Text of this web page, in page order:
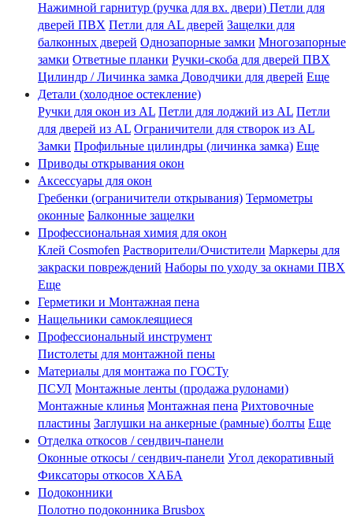
Нажимной гарнитур (ручка для вх. двери) Петли для
дверей ПВХ Петли для AL дверей Защелки для
балконных дверей Однозапорные замки Многозапорные
замки Ответные планки Ручки-скоба для дверей ПВХ
Цилиндр / Личинка замка Доводчики для дверей Еще
Детали (холодное остекление)
Ручки для окон из AL Петли для лоджий из AL Петли
для дверей из AL Ограничители для створок из AL
Замки Профильные цилиндры (личинка замка) Еще
Приводы открывания окон
Аксессуары для окон
Гребенки (ограничители открывания) Термометры
оконные Балконные защелки
Профессиональная химия для окон
Клей Cosmofen Растворители/Очистители Маркеры для
закраски повреждений Наборы по уходу за окнами ПВХ
Еще
Герметики и Монтажная пена
Нащельники самоклеящиеся
Профессиональный инструмент
Пистолеты для монтажной пены
Материалы для монтажа по ГОСТу
ПСУЛ Монтажные ленты (продажа рулонами)
Монтажные клинья Монтажная пена Рихтовочные
пластины Заглушки на анкерные (рамные) болты Еще
Отделка откосов / сендвич-панели
Оконные откосы / сендвич-панели Угол декоративный
Фиксаторы откосов ХАБА
Подоконники
Полотно подоконника Brusbox